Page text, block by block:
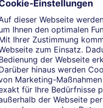
Mein
treffen, berate ich
besprechen wir in aller
Vorsorge kann ich
eine E-Mail. Oder